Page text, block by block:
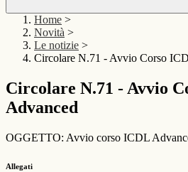
Home >
Novità >
Le notizie >
Circolare N.71 - Avvio Corso
Circolare N.71 - Avvio
Advanced
OGGETTO: Avvio corso ICDL
Allegati